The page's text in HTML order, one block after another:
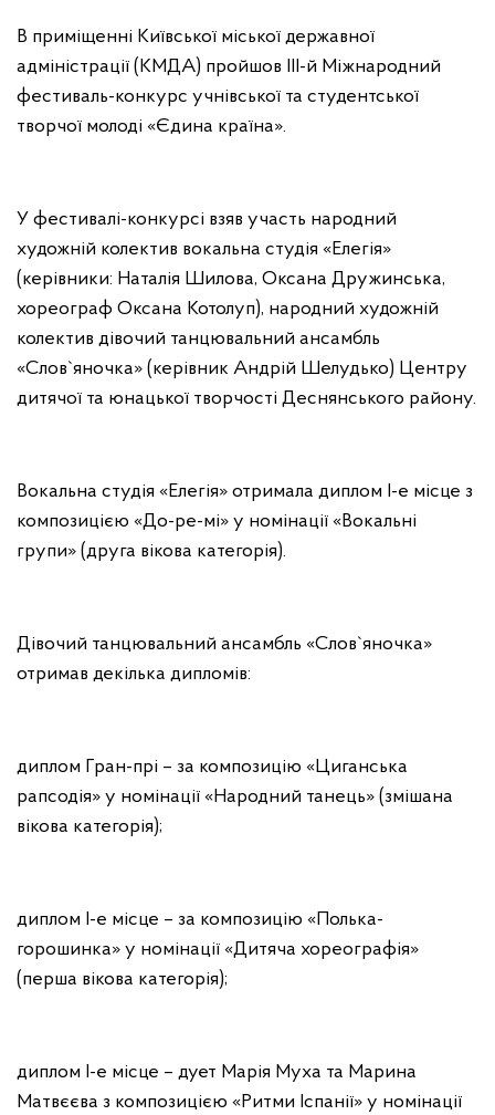
В приміщенні Київської міської державної
адміністрації (КМДА) пройшов ІІІ-й Міжнародний
фестиваль-конкурс учнівської та студентської
творчої молоді «Єдина країна».
У фестивалі-конкурсі взяв участь народний
художній колектив вокальна студія «Елегія»
(керівники: Наталія Шилова, Оксана Дружинська,
хореограф Оксана Котолуп), народний художній
колектив дівочий танцювальний ансамбль
«Слов`яночка» (керівник Андрій Шелудько) Центру
дитячої та юнацької творчості Деснянського району.
Вокальна студія «Елегія» отримала диплом І-е місце з
композицією «До-ре-мі» у номінації «Вокальні
групи» (друга вікова категорія).
Дівочий танцювальний ансамбль «Слов`яночка»
отримав декілька дипломів:
диплом Гран-прі – за композицію «Циганська
рапсодія» у номінації «Народний танець» (змішана
вікова категорія);
диплом І-е місце – за композицію «Полька-
горошинка» у номінації «Дитяча хореографія»
(перша вікова категорія);
диплом І-е місце – дует Марія Муха та Марина
Матвєєва з композицією «Ритми Іспанії» у номінації